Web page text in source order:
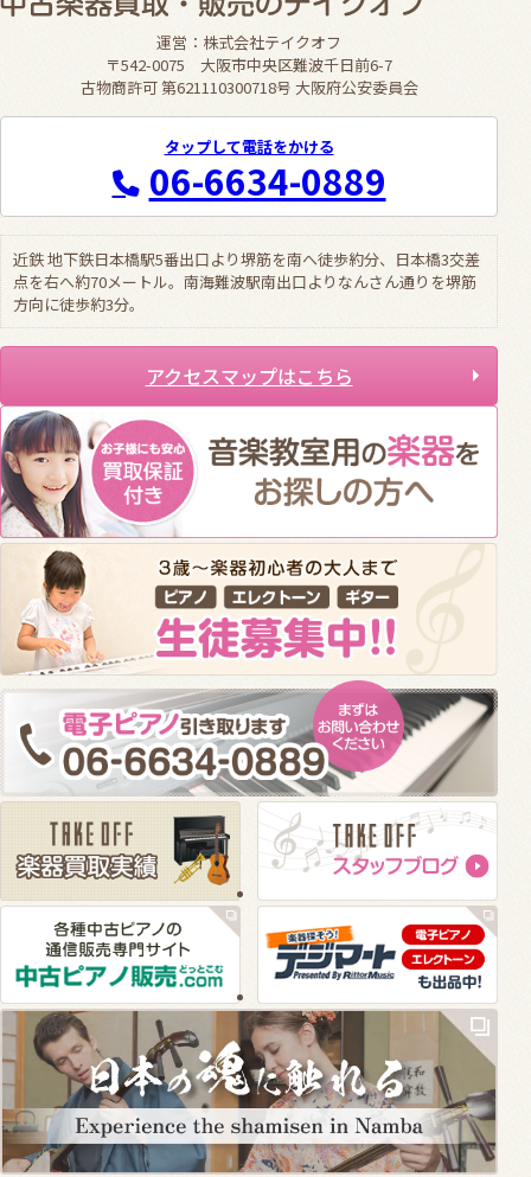
運営：株式会社テイクオフ
〒542-0075 大阪市中央区難波千日前6-7
古物商許可 第621110300718号 大阪府公安委員会
タップして電話をかける
06-6634-0889
近鉄 地下鉄日本橋駅5番出口より堺筋を南へ徒歩約分、日本橋3交差
点を右へ約70メートル。南海難波駅南出口よりなんさん通りを堺筋
方向に徒歩約3分。
アクセスマップはこちら